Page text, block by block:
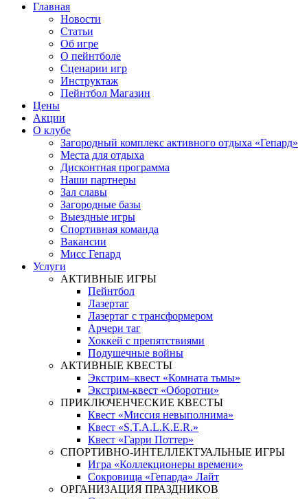
Главная
Новости
Статьи
Об игре
О пейнтболе
Сценарии игр
Инструктаж
Пейнтбол Магазин
Цены
Акции
О клубе
Загородный комплекс активного отдыха «Гепард»
Места для отдыха
Дисконтная программа
Наши партнеры
Зал славы
Загородные базы
Выездные игры
Спортивная команда
Вакансии
Мисс Гепард
Услуги
АКТИВНЫЕ ИГРЫ
Пейнтбол
Лазертаг
Лазертаг с трансформером
Арчери таг
Хоккей с препятствиями
Подушечные войны
АКТИВНЫЕ КВЕСТЫ
Экстрим–квест «Комната тьмы»
Экстрим-квест «Оборотни»
ПРИКЛЮЧЕНЧЕСКИЕ КВЕСТЫ
Квест «Миссия невыполнима»
Квест «S.T.A.L.K.E.R.»
Квест «Гарри Поттер»
СПОРТИВНО-ИНТЕЛЛЕКТУАЛЬНЫЕ ИГРЫ
Игра «Коллекционеры времени»
Сокровища «Гепарда» Лайт
ОРГАНИЗАЦИЯ ПРАЗДНИКОВ